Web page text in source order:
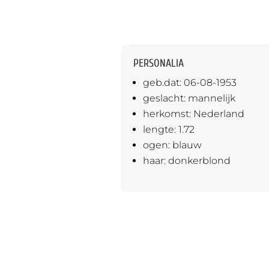
PERSONALIA
geb.dat: 06-08-
geslacht: mannelijk
herkomst: Nederland
lengte: 1.72
ogen: blauw
haar: donkerblond